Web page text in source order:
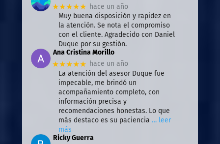
★★★★★ hace un año
Muy buena disposición y rapidez en
la atención. Se nota el compromiso
con el cliente. Agradecido con Daniel
Duque por su gestión.
Ana Cristina Morillo
★★★★★ hace un año
La atención del asesor Duque fue
impecable, me brindó un
acompañamiento completo, con
información precisa y
recomendaciones honestas. Lo que
más destaco es su paciencia … leer
más
Ricky Guerra